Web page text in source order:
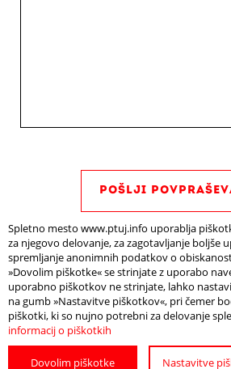
POŠLJI
PODOBNE
Spletno mesto www.ptuj.info uporablja
za njegovo delovanje, za zagotavljanje boljše
spremljanje anonimnih podatkov o
»Dovolim piškotke« se strinjate z uporabo
uporabno piškotkov ne strinjate, lahko
na gumb »Nastavitve piškotkov«, pri čemer
piškotki, ki so nujno potrebni za delovanje
informacij o piškotkih
Dovolim piškotke Nastavitve